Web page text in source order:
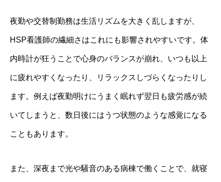
夜勤や交替制勤務は生活リズムを大きく乱しますが、
HSP看護師の繊細さはこれにも影響されやすいです。体
内時計が狂うことで心身のバランスが崩れ、いつも以上
に疲れやすくなったり、リラックスしづらくなったりし
ます。例えば夜勤明けにうまく眠れず翌日も疲労感が続
いてしまうと、数日後にはうつ状態のような感覚になる
こともあります。
また、深夜まで光や騒音のある病棟で働くことで、就寝